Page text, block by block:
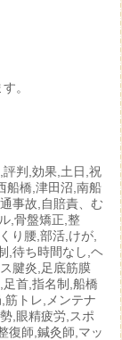
。
判,効果,土日,祝
船橋,津田沼,南船
事故,自賠責、む
,骨盤矯正,整
り腰,部活,けが,
,待ち時間なし,ヘ
腱炎,足底筋膜
首,指名制,船橋
筋トレ,メンテナ
,眼精疲労,スポ
復師,鍼灸師,マッ